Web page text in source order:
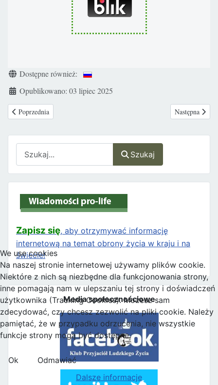
Szukaj
Zapisz się, aby otrzymywać informację
internetową na temat obrony życia w kraju i na
świecie!
Media społecznościowe
Szczegóły
Dostępne również:
Opublikowano: 03 lipiec 2025
Poprzednia strona: Chojnice: Nowo narodzona dziewczynka ocalona w
Poprzednia Następna
Następna
We use cookies
Na naszej stronie internetowej używamy plików cookie.
Niektóre z nich są niezbędne dla funkcjonowania strony,
inne pomagają nam w ulepszaniu tej strony i doświadczeń
użytkownika (Tracking Cookies). Możesz sam
zdecydować, czy chcesz zezwolić na pliki cookie. Należy
pamiętać, że w przypadku odrzucenia, nie wszystkie
funkcje strony mogą być dostępne.
Ok
Odmawiać
Dalsze informacje